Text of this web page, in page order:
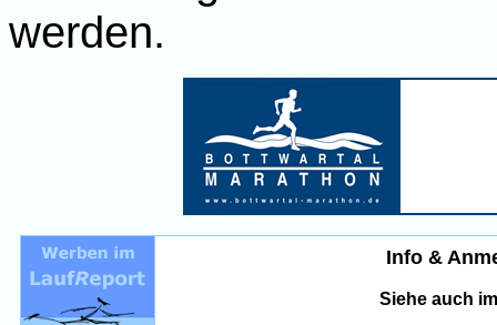
werden.
Info &
Siehe auch